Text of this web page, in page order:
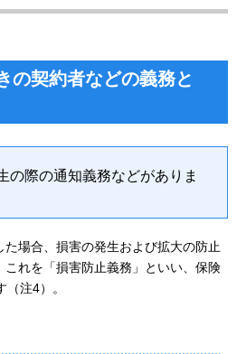
の契約者などの義務と
の際の通知義務などがありま
場合、損害の発生および拡大の防止
れを「損害防止義務」といい、保険
注4）。